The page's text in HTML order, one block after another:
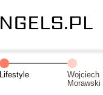
Lifestyle
Wojciech
Morawski